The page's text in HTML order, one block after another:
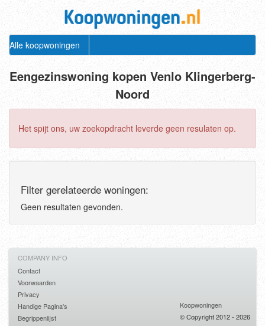
Alle koopwoningen
Eengezinswoning kopen Venlo Klingerberg-
Noord
Het spijt ons, uw zoekopdracht leverde geen resulaten op.
Filter gerelateerde woningen:
Geen resultaten gevonden.
COMPANY INFO
Contact
Voorwaarden
Privacy
Handige Pagina's
Begrippenlijst
Koopwoningen
© Copyright 2012 - 2026